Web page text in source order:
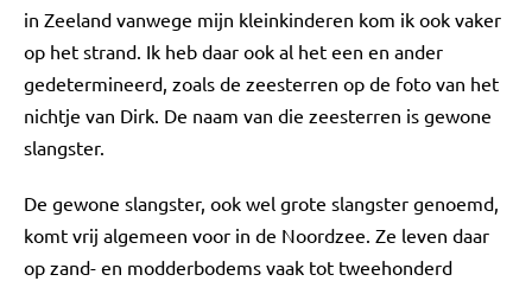
in Zeeland vanwege mijn kleinkinderen kom ik ook vaker
op het strand. Ik heb daar ook al het een en ander
gedetermineerd, zoals de zeesterren op de foto van het
nichtje van Dirk. De naam van die zeesterren is gewone
slangster.
De gewone slangster, ook wel grote slangster genoemd,
komt vrij algemeen voor in de Noordzee. Ze leven daar
op zand- en modderbodems vaak tot tweehonderd